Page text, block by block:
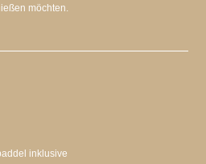
möchten.
inklusive